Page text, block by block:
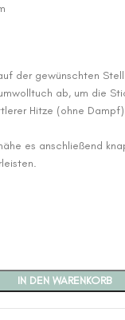
der gewünschten
ab, um die
Hitze (ohne Dampf)
es anschließend
IN DEN WARENKORB